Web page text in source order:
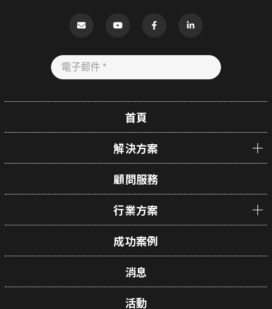
首頁
解決方案
顧問服務
行業方案
成功案例
消息
活動